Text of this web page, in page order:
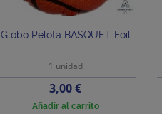
Globo Pelota BASQUET Foil
1 unidad
Precio
3,00 €
Añadir al carrito